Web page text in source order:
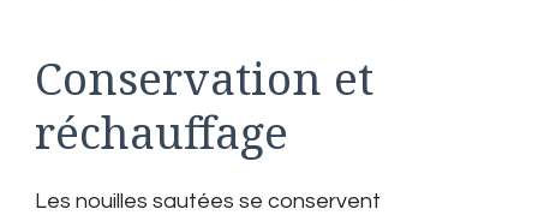
Conservation et
réchauffage
Les nouilles sautées se conservent